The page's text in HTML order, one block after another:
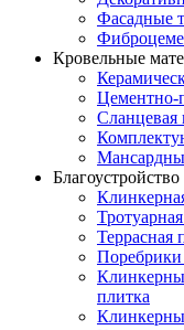
Фасадные
Кровельные
Цементно-
Сланцевая
Благоустройство
Террасная
плитка